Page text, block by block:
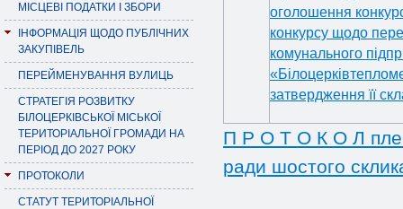
МІСЦЕВІ ПОДАТКИ І ЗБОРИ
ІНФОРМАЦІЯ ЩОДО ПУБЛІЧНИХ
ЗАКУПІВЕЛЬ
ПЕРЕЙМЕНУВАННЯ ВУЛИЦЬ
СТРАТЕГІЯ РОЗВИТКУ
БІЛОЦЕРКІВСЬКОЇ МІСЬКОЇ
ТЕРИТОРІАЛЬНОЇ ГРОМАДИ НА
ПЕРІОД ДО 2027 РОКУ
ПРОТОКОЛИ
СТАТУТ ТЕРИТОРІАЛЬНОЇ
оголошення
конкурсу щодо
комунального
затвердження її
П Р О Т О К О Л
ради шостого